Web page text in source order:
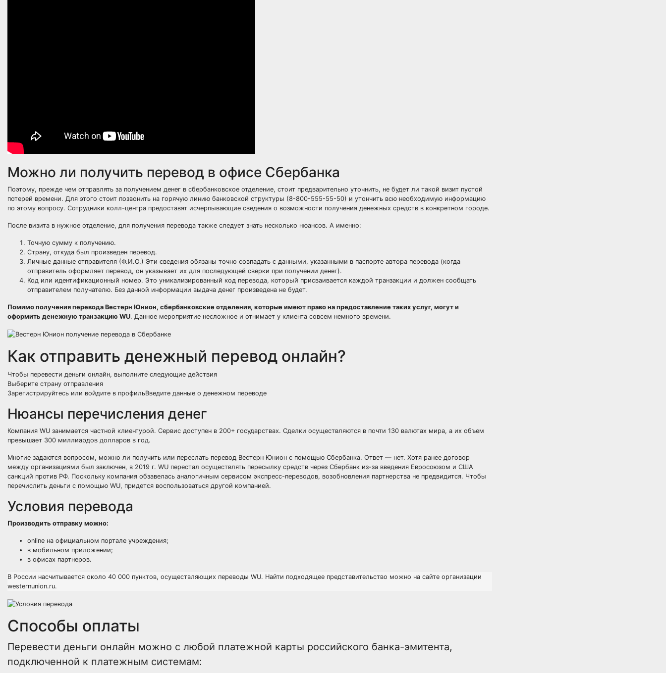
Можно ли получить перевод в офисе Сбербанка
Поэтому, прежде чем отправлять за получением денег в сбербанковское отделение, стоит предварительно уточнить, не будет ли такой визит пустой
потерей времени. Для этого стоит позвонить на горячую линию банковской структуры (8-800-555-55-50) и утончить всю необходимую информацию
по этому вопросу. Сотрудники колл-центра предоставят исчерпывающие сведения о возможности получения денежных средств в конкретном городе.
После визита в нужное отделение, для получения перевода также следует знать несколько нюансов. А именно:
Точную сумму к получению.
Страну, откуда был произведен перевод.
Личные данные отправителя (Ф.И.О.) Эти сведения обязаны точно совпадать с данными, указанными в паспорте автора перевода (когда
отправитель оформляет перевод, он указывает их для последующей сверки при получении денег).
Код или идентификационный номер. Это уникализированный код перевода, который присваивается каждой транзакции и должен сообщать
отправителем получателю. Без данной информации выдача денег произведена не будет.
Помимо получения перевода Вестерн Юнион, сбербанковские отделения, которые имеют право на предоставление таких услуг, могут и
оформить денежную транзакцию WU. Данное мероприятие несложное и отнимает у клиента совсем немного времени.
Как отправить денежный перевод онлайн?
Чтобы перевести деньги онлайн, выполните следующие действия
Выберите страну отправления
Зарегистрируйтесь или войдите в профильВведите данные о денежном переводе
Нюансы перечисления денег
Компания WU занимается частной клиентурой. Сервис доступен в 200+ государствах. Сделки осуществляются в почти 130 валютах мира, а их объем
превышает 300 миллиардов долларов в год.
Многие задаются вопросом, можно ли получить или переслать перевод Вестерн Юнион с помощью Сбербанка. Ответ — нет. Хотя ранее договор
между организациями был заключен, в 2019 г. WU перестал осуществлять пересылку средств через Сбербанк из-за введения Евросоюзом и США
санкций против РФ. Поскольку компания обзавелась аналогичным сервисом экспресс-переводов, возобновления партнерства не предвидится. Чтобы
перечислить деньги с помощью WU, придется воспользоваться другой компанией.
Условия перевода
Производить отправку можно:
online на официальном портале учреждения;
в мобильном приложении;
в офисах партнеров.
В России насчитывается около 40 000 пунктов, осуществляющих переводы WU. Найти подходящее представительство можно на сайте организации
westernunion.ru.
Способы оплаты
Перевести деньги онлайн можно с любой платежной карты российского банка-эмитента,
подключенной к платежным системам: